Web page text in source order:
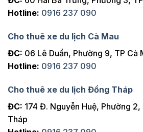
Hotline: 0916 237 090
Cho thuê xe du lịch Cà Mau
ĐC: 06 Lê Duẩn, Phường 9, TP Cà
Hotline: 0916 237 090
Cho thuê xe du lịch Đồng Tháp
ĐC: 174 Đ. Nguyễn Huệ, Phường
Tháp